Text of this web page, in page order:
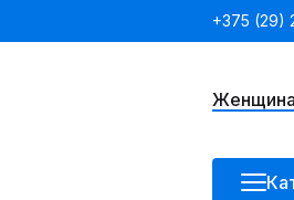
+375 (29)